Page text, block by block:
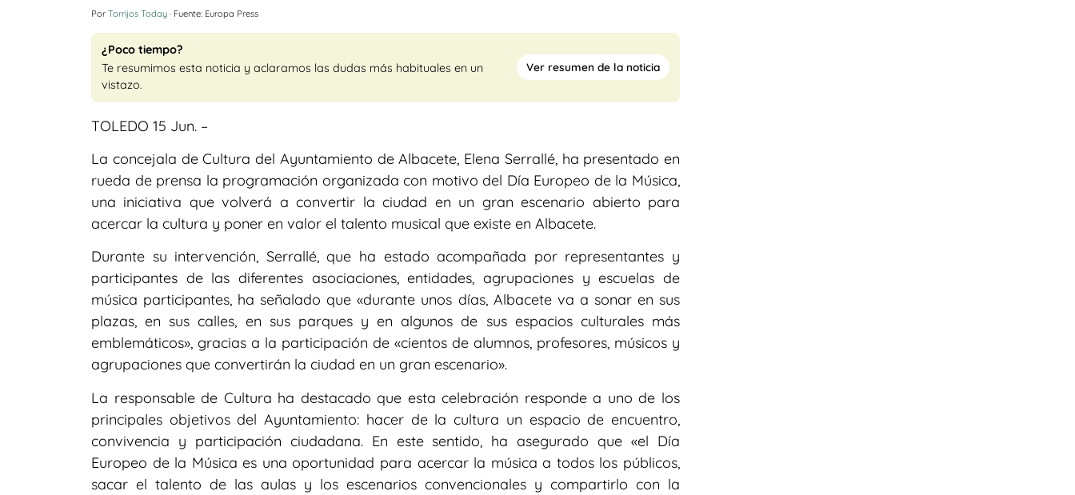
Por Torrijos Today · Fuente: Europa Press
¿Poco tiempo?
Te resumimos esta noticia y aclaramos las dudas más habituales en un
vistazo.
Ver resumen de la noticia
TOLEDO 15 Jun. –
La concejala de Cultura del Ayuntamiento de Albacete, Elena Serrallé, ha presentado en
rueda de prensa la programación organizada con motivo del Día Europeo de la Música,
una iniciativa que volverá a convertir la ciudad en un gran escenario abierto para
acercar la cultura y poner en valor el talento musical que existe en Albacete.
Durante su intervención, Serrallé, que ha estado acompañada por representantes y
participantes de las diferentes asociaciones, entidades, agrupaciones y escuelas de
música participantes, ha señalado que «durante unos días, Albacete va a sonar en sus
plazas, en sus calles, en sus parques y en algunos de sus espacios culturales más
emblemáticos», gracias a la participación de «cientos de alumnos, profesores, músicos y
agrupaciones que convertirán la ciudad en un gran escenario».
La responsable de Cultura ha destacado que esta celebración responde a uno de los
principales objetivos del Ayuntamiento: hacer de la cultura un espacio de encuentro,
convivencia y participación ciudadana. En este sentido, ha asegurado que «el Día
Europeo de la Música es una oportunidad para acercar la música a todos los públicos,
sacar el talento de las aulas y los escenarios convencionales y compartirlo con la